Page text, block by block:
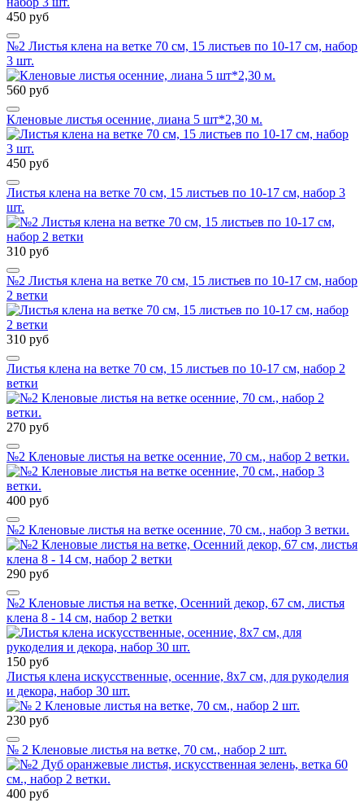
450 руб
№2 Листья клена на ветке 70 см, 15 листьев по 10-17 см, набор
3 шт.
560 руб
Кленовые листья осенние, лиана 5 шт*2,30 м.
450 руб
Листья клена на ветке 70 см, 15 листьев по 10-17 см, набор 3
шт.
310 руб
№2 Листья клена на ветке 70 см, 15 листьев по 10-17 см, набор
2 ветки
310 руб
Листья клена на ветке 70 см, 15 листьев по 10-17 см, набор 2
ветки
270 руб
№2 Кленовые листья на ветке осенние, 70 см., набор 2 ветки.
400 руб
№2 Кленовые листья на ветке осенние, 70 см., набор 3 ветки.
290 руб
№2 Кленовые листья на ветке, Осенний декор, 67 см, листья
клена 8 - 14 см, набор 2 ветки
150 руб
Листья клена искусственные, осенние, 8х7 см, для рукоделия
и декора, набор 30 шт.
230 руб
№ 2 Кленовые листья на ветке, 70 см., набор 2 шт.
400 руб